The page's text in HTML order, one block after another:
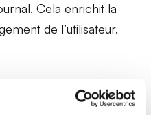
Cela enrichit la
de l’utilisateur.
détaillée, Mindsera
capturant